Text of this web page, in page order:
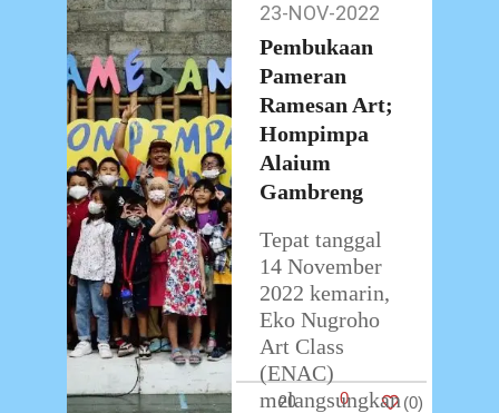
Eko Nugroho
Art
…
23-
Nov-
2022
23-NOV-2022
Pembukaan
Pameran
Ramesan Art;
Hompimpa
Alaium
Gambreng
Tepat tanggal
14 November
2022 kemarin,
Eko Nugroho
Art Class
(ENAC)
melangsungkan
20
0
(0)